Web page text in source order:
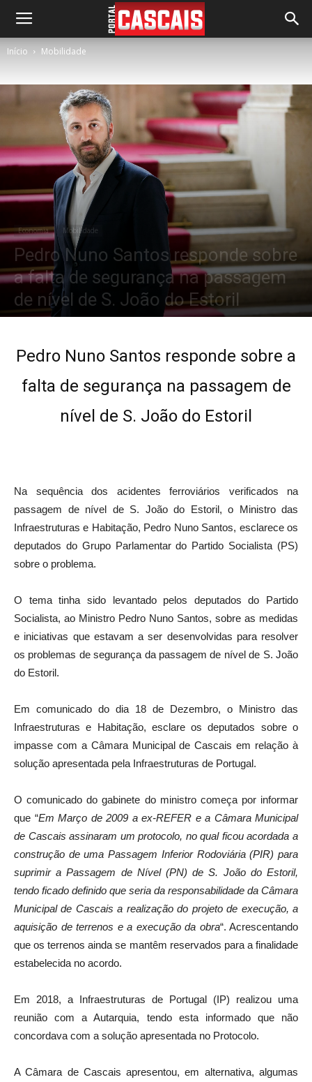
Início Mobilidade
Economia Mobilidade
Pedro Nuno Santos responde sobre
a falta de segurança na passagem
de nível de S. João do Estoril
Pedro Nuno Santos responde sobre a
falta de segurança na passagem de
nível de S. João do Estoril
Na sequência dos acidentes ferroviários verificados na
passagem de nível de S. João do Estoril, o Ministro das
Infraestruturas e Habitação, Pedro Nuno Santos, esclarece os
deputados do Grupo Parlamentar do Partido Socialista (PS)
sobre o problema.
O tema tinha sido levantado pelos deputados do Partido
Socialista, ao Ministro Pedro Nuno Santos, sobre as medidas
e iniciativas que estavam a ser desenvolvidas para resolver
os problemas de segurança da passagem de nível de S. João
do Estoril.
Em comunicado do dia 18 de Dezembro, o Ministro das
Infraestruturas e Habitação, esclare os deputados sobre o
impasse com a Câmara Municipal de Cascais em relação à
solução apresentada pela Infraestruturas de Portugal.
O comunicado do gabinete do ministro começa por informar
que “Em Março de 2009 a ex-REFER e a Câmara Municipal
de Cascais assinaram um protocolo, no qual ficou acordada a
construção de uma Passagem Inferior Rodoviária (PIR) para
suprimir a Passagem de Nível (PN) de S. João do Estoril,
tendo ficado definido que seria da responsabilidade da Câmara
Municipal de Cascais a realização do projeto de execução, a
aquisição de terrenos e a execução da obra“. Acrescentando
que os terrenos ainda se mantêm reservados para a finalidade
estabelecida no acordo.
Em 2018, a Infraestruturas de Portugal (IP) realizou uma
reunião com a Autarquia, tendo esta informado que não
concordava com a solução apresentada no Protocolo.
A Câmara de Cascais apresentou, em alternativa, algumas